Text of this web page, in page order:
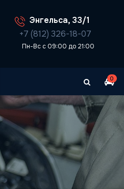
Энгельса, 33/1
+7 (812) 326-18-07
Пн-Вс с 09:00 до 21:00
0